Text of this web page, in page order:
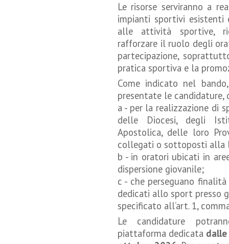
Le risorse serviranno a
impianti sportivi esistenti
alle attività sportive,
rafforzare il ruolo degli
partecipazione,
pratica sportiva e la
Come indicato nel
presentate le candidature,
a - per la realizzazione di
delle Diocesi, degli
Apostolica, delle loro
collegati o sottoposti alla
b - in oratori ubicati in
dispersione giovanile;
c - che perseguano
dedicati allo sport presso
specificato all’art. 1,
Le candidature
piattaforma dedicata